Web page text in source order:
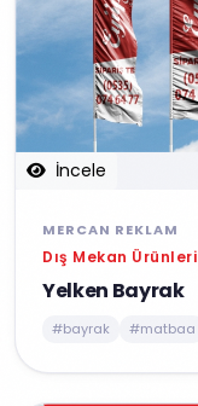
İncele
MERCAN REKLAM
Dış Mekan Ürünleri
Yelken Bayrak
#bayrak #matbaa